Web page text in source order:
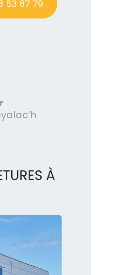
53 87 79
À